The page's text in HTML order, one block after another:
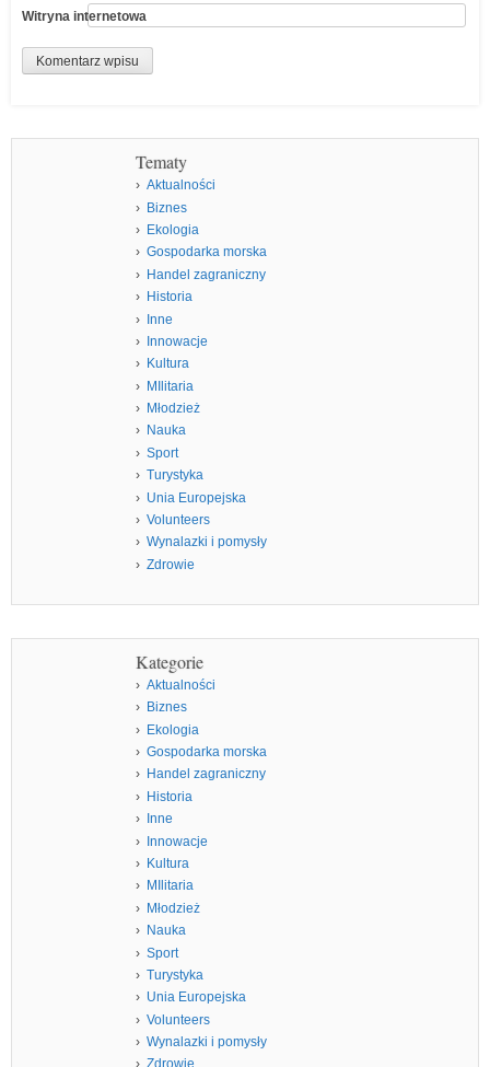
Witryna internetowa
Tematy
Aktualności
Biznes
Ekologia
Gospodarka morska
Handel zagraniczny
Historia
Inne
Innowacje
Kultura
MIlitaria
Młodzież
Nauka
Sport
Turystyka
Unia Europejska
Volunteers
Wynalazki i pomysły
Zdrowie
Kategorie
Aktualności
Biznes
Ekologia
Gospodarka morska
Handel zagraniczny
Historia
Inne
Innowacje
Kultura
MIlitaria
Młodzież
Nauka
Sport
Turystyka
Unia Europejska
Volunteers
Wynalazki i pomysły